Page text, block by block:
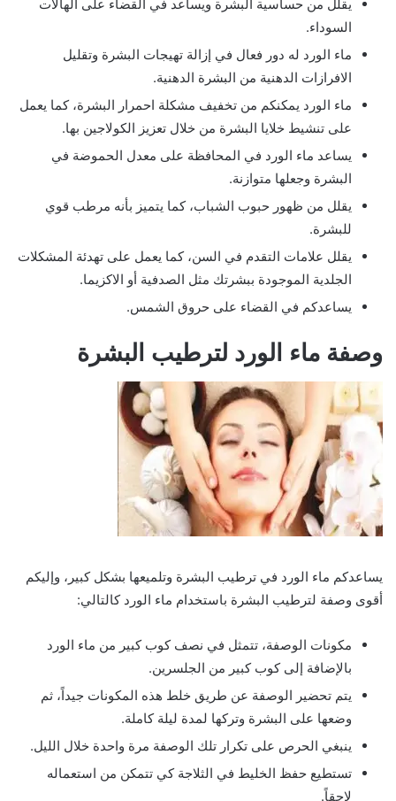
يقلل من حساسية البشرة ويساعد في القضاء على الهالات
السوداء.
ماء الورد له دور فعال في إزالة تهيجات البشرة وتقليل
الافرازات الدهنية من البشرة الدهنية.
ماء الورد يمكنكم من تخفيف مشكلة احمرار البشرة، كما يعمل
على تنشيط خلايا البشرة من خلال تعزيز الكولاجين بها.
يساعد ماء الورد في المحافظة على معدل الحموضة في
البشرة وجعلها متوازنة.
يقلل من ظهور حبوب الشباب، كما يتميز بأنه مرطب قوي
للبشرة.
يقلل علامات التقدم في السن، كما يعمل على تهدئة المشكلات
الجلدية الموجودة ببشرتك مثل الصدفية أو الاكزيما.
يساعدكم في القضاء على حروق الشمس.
وصفة ماء الورد لترطيب البشرة
يساعدكم ماء الورد في ترطيب البشرة وتلميعها بشكل كبير، وإليكم
أقوى وصفة لترطيب البشرة باستخدام ماء الورد كالتالي:
مكونات الوصفة، تتمثل في نصف كوب كبير من ماء الورد
بالإضافة إلى كوب كبير من الجلسرين.
يتم تحضير الوصفة عن طريق خلط هذه المكونات جيداً، ثم
وضعها على البشرة وتركها لمدة ليلة كاملة.
ينبغي الحرص على تكرار تلك الوصفة مرة واحدة خلال الليل.
تستطيع حفظ الخليط في الثلاجة كي تتمكن من استعماله
لاحقاً.